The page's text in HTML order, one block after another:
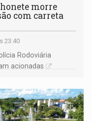
morre
com carreta
23:40
Rodoviária
acionadas